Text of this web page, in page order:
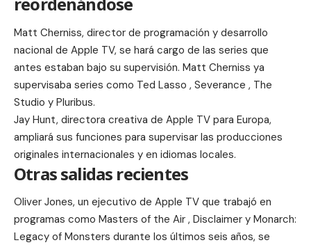
Matt Cherniss, director de programación y desarrollo
nacional de Apple TV, se hará cargo de las series que
antes estaban bajo su supervisión. Matt Cherniss ya
supervisaba series como Ted Lasso , Severance , The
Studio y Pluribus.
Jay Hunt, directora creativa de Apple TV para Europa,
ampliará sus funciones para supervisar las producciones
originales internacionales y en idiomas locales.
Otras salidas recientes
Oliver Jones, un ejecutivo de Apple TV que trabajó en
programas como Masters of the Air , Disclaimer y Monarch:
Legacy of Monsters durante los últimos seis años, se